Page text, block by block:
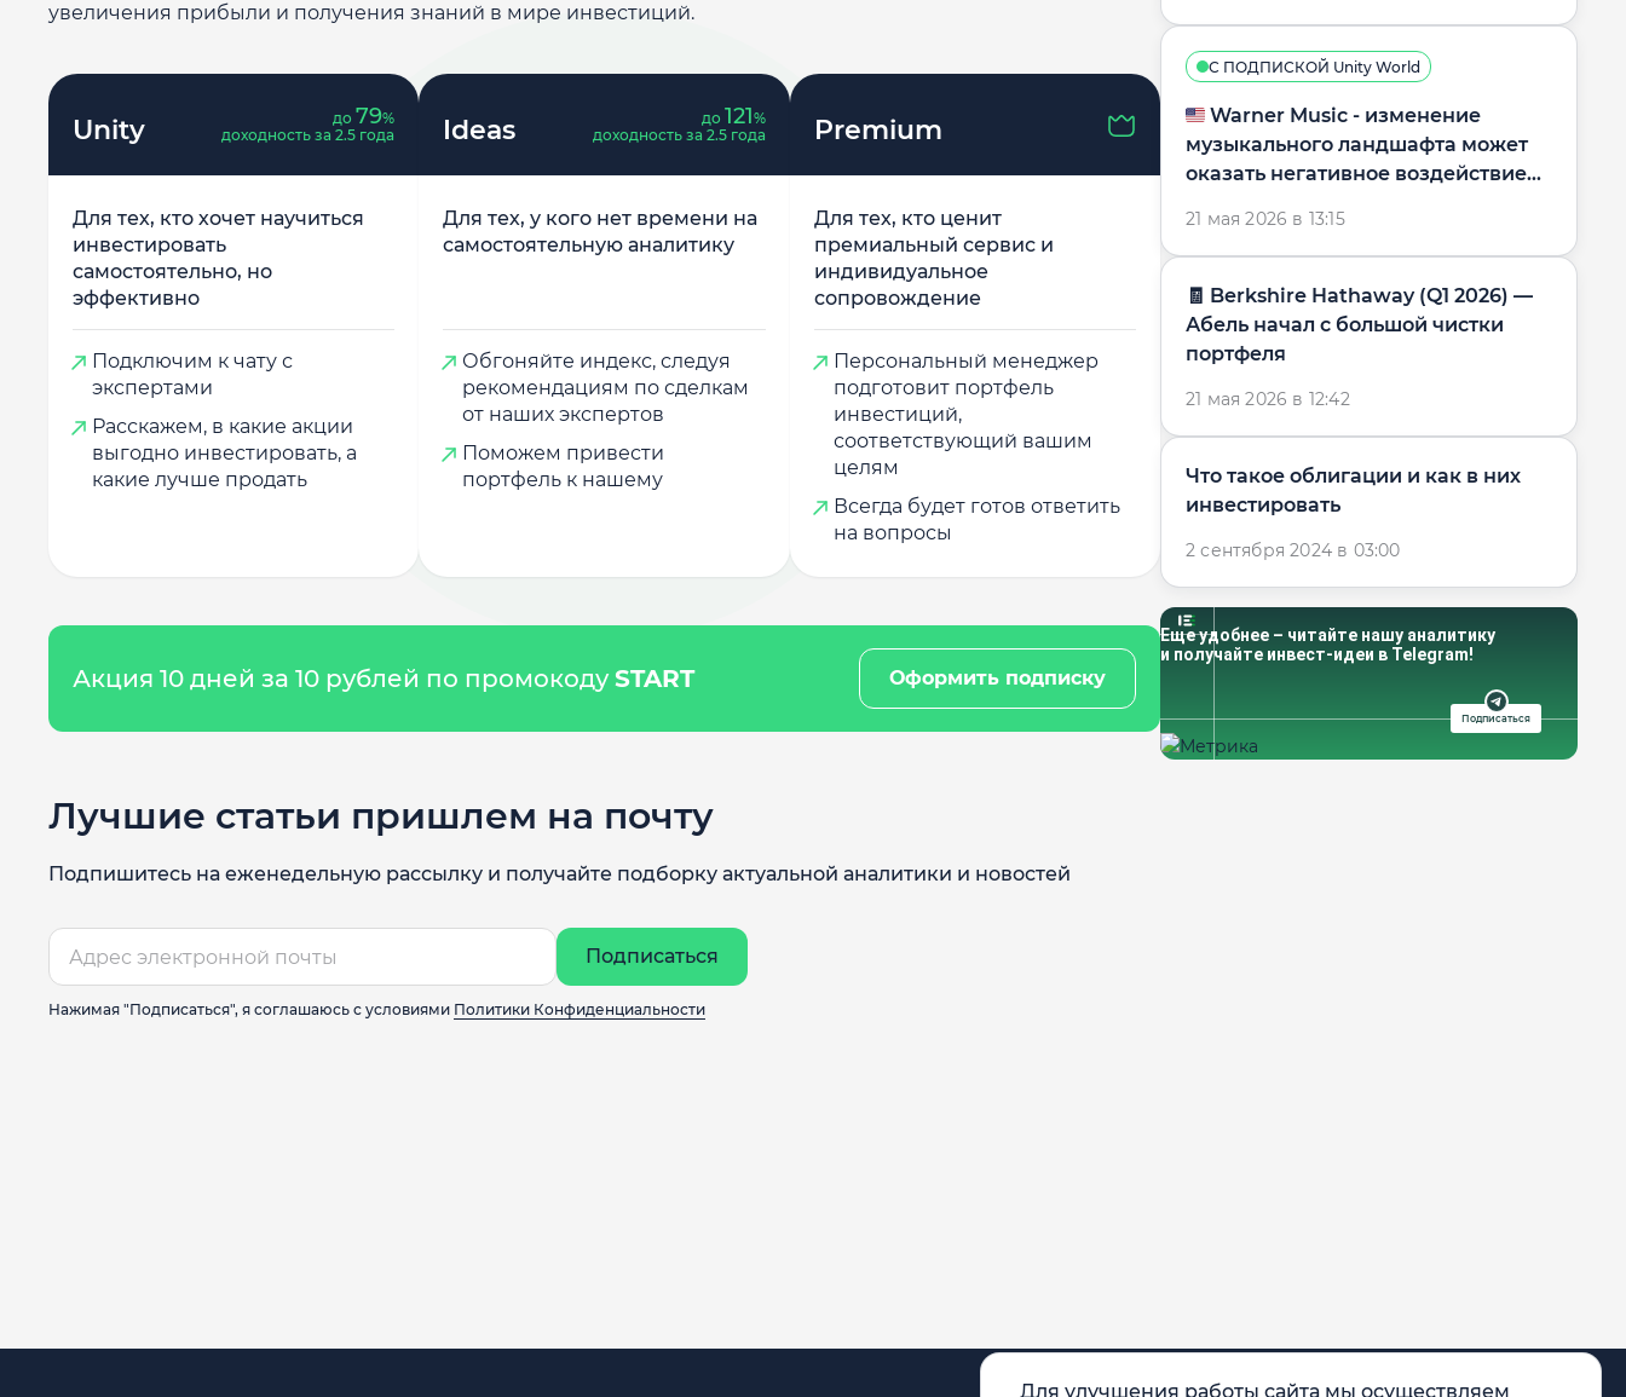
Для улучшения работы сайта мы осуществляем
увеличения прибыли и получения знаний в мире инвестиций.
Unity до79%
доходность за 2.5 года
Для тех, кто хочет научиться
инвестировать
самостоятельно, но
эффективно
Подключим к чату с
экспертами
Расскажем, в какие акции
выгодно инвестировать, а
какие лучше продать
Ideas до 121%
доходность за 2.5 года
Для тех, у кого нет времени на
самостоятельную аналитику
Обгоняйте индекс, следуя
рекомендациям по сделкам
от наших экспертов
Поможем привести
портфель к нашему
Premium
Для тех, кто ценит
премиальный сервис и
индивидуальное
сопровождение
Персональный менеджер
подготовит портфель
инвестиций,
соответствующий вашим
целям
Всегда будет готов ответить
на вопросы
Акция 10 дней за 10 рублей по промокодуSTART Оформить подписку
Лучшие статьи пришлем на почту
Подпишитесь на еженедельную рассылку и получайте подборку актуальной аналитики и новостей
Подписаться
Нажимая "Подписаться", я соглашаюсь с условиями Политики Конфиденциальности
С ПОДПИСКОЙ Unity World
🇺🇸 Warner Music - изменение
музыкального ландшафта может
оказать негативное воздействие
21 мая 2026 в 13:15
🧾 Berkshire Hathaway (Q1 2026) —
Абель начал с большой чистки
портфеля
21 мая 2026 в 12:42
Что такое облигации и как в них
инвестировать
2 сентября 2024 в 03:00
Еще удобнее – читайте нашу аналитику
и получайте инвест-идеи в Telegram!
Подписаться